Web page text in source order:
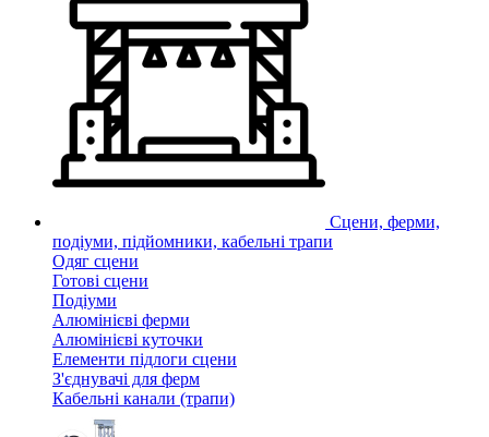
Сцени, ферми,
подіуми, підйомники, кабельні трапи
Одяг сцени
Готові сцени
Подіуми
Алюмінієві ферми
Алюмінієві куточки
Елементи підлоги сцени
З'єднувачі для ферм
Кабельні канали (трапи)